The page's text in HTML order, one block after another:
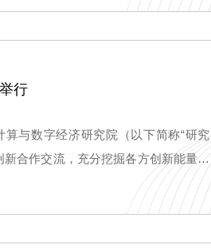
行
与数字经济研究院（以下简称“研究
合作交流，充分挖掘各方创新能量，